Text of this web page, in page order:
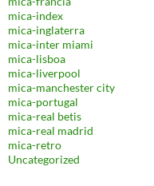
mica-index
mica-inglaterra
mica-inter miami
mica-lisboa
mica-liverpool
mica-manchester city
mica-portugal
mica-real betis
mica-real madrid
mica-retro
Uncategorized